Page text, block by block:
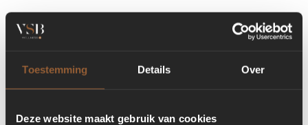
Toestemming Details Over
Deze website maakt gebruik van cookies